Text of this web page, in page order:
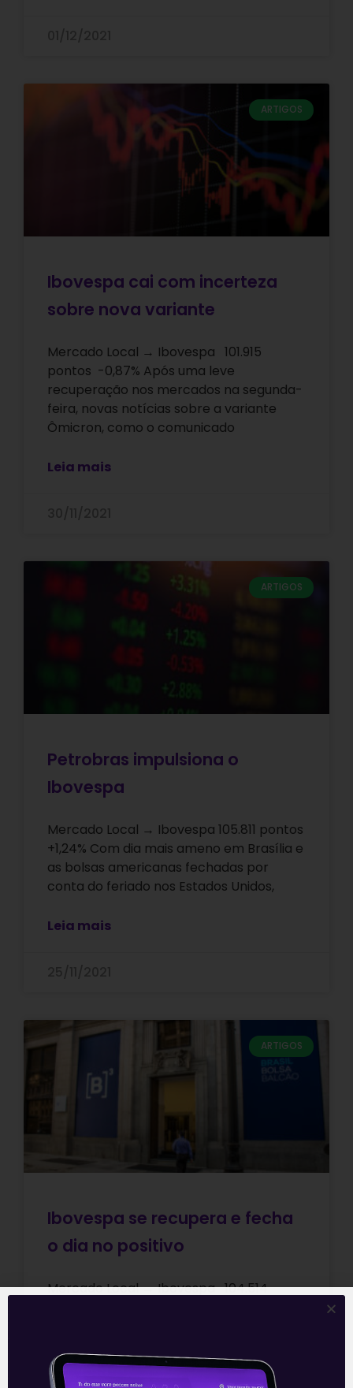
ARTIGOS
Ibovespa cai com incerteza
sobre nova variante
Mercado Local → Ibovespa 101.915
pontos -0,87% Após uma leve
recuperação nos mercados na segunda-
feira, novas notícias sobre a variante
Ômicron, como o comunicado
Leia mais
ARTIGOS
Petrobras impulsiona o
Ibovespa
Mercado Local → Ibovespa 105.811 pontos
+1,24% Com dia mais ameno em Brasília e
as bolsas americanas fechadas por
conta do feriado nos Estados Unidos,
Leia mais
ARTIGOS
Ibovespa se recupera e fecha
o dia no positivo
Mercado Local → Ibovespa 104.514